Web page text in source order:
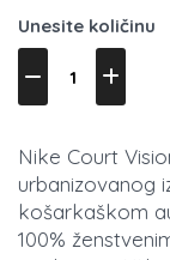
Unesite količinu
Nike Court
urbanizovanog
košarkaškom
100%